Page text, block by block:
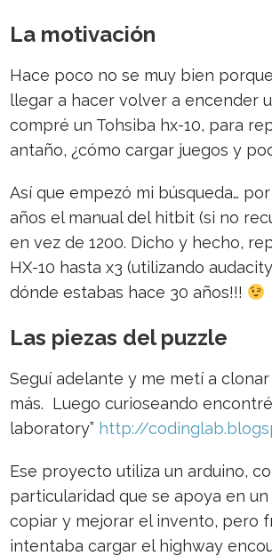
La motivación
Hace poco no se muy bien
llegar a hacer volver a encender
compré un Tohsiba hx-10, para
antaño, ¿cómo cargar juegos y
Así que empezó mi búsqueda…
años el manual del hitbit (si no
en vez de 1200. Dicho y hecho,
HX-10 hasta x3 (utilizando
dónde estabas hace 30 años!!!
Las piezas del puzzle
Seguí adelante y me metí a clonar
más. Luego curioseando
laboratory” http://
Ese proyecto utiliza un arduino,
particularidad que se apoya en
copiar y mejorar el invento, pero
intentaba cargar el highway